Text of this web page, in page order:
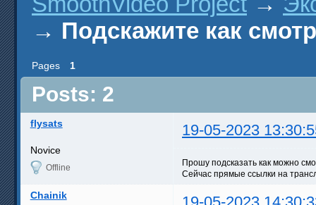
→ Подскажите как
Pages 1
Posts: 2
flysats 19-05-2023
Novice
Offline
Прошу подсказать как можно
Сейчас прямые ссылки на
Chainik